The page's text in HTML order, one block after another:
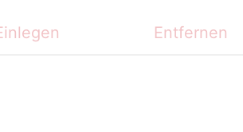
Entfernen